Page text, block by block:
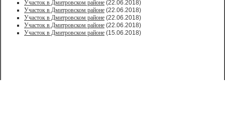
Участок в Дмитровском районе (22.06.2018)
Участок в Дмитровском районе (22.06.2018)
Участок в Дмитровском районе (22.06.2018)
Участок в Дмитровском районе (22.06.2018)
Участок в Дмитровском районе (15.06.2018)